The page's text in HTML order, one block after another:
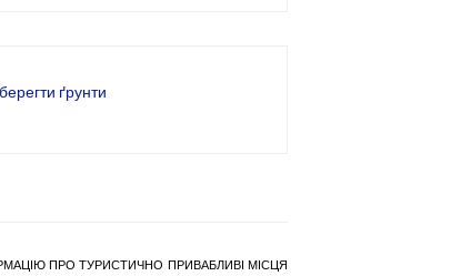
ґрунти
ПРО ТУРИСТИЧНО ПРИВАБЛИВІ МІСЦЯ